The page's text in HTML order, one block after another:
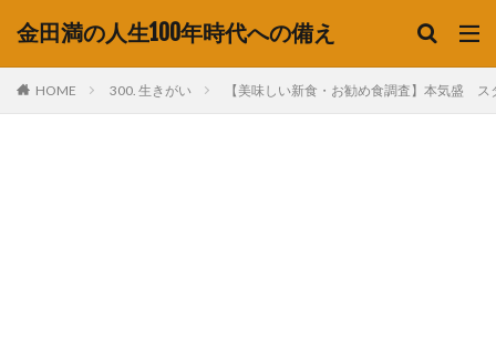
金田満の人生100年時代への備え
HOME 300. 生きがい 【美味しい新食・お勧め食調査】本気盛